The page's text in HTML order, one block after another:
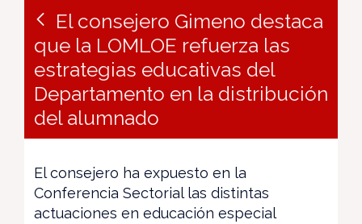
El consejero Gimeno destaca
que la LOMLOE refuerza las
estrategias educativas del
Departamento en la distribución
del alumnado
El consejero ha expuesto en la
Conferencia Sectorial las distintas
actuaciones en educación especial